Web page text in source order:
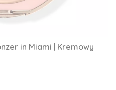
in Miami | Kremowy